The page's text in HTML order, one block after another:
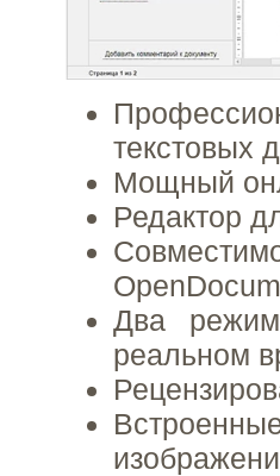
текстовых
Мощный
Редактор
Два
реальном